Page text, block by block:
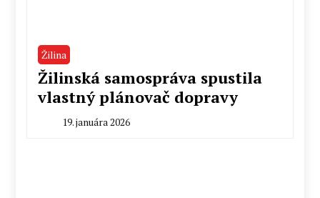
Žilina
Žilinská samospráva spustila
vlastný plánovač dopravy
19. januára 2026